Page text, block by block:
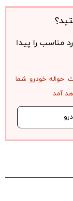
مناسب را پیدا
حواله خودرو شما
آمد